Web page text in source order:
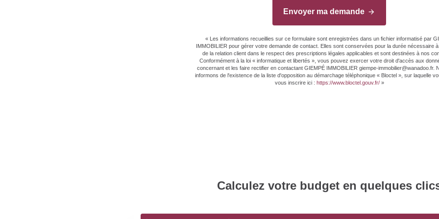
Envoyer ma demande
« Les informations recueillies sur ce formulaire sont enregistrées dans un fichier informatisé par
IMMOBILIER pour gérer votre demande de contact. Elles sont conservées pour la durée nécessaire
de la relation client dans le respect des prescriptions légales applicables et sont destinées à nos
Conformément à la loi « informatique et libertés », vous pouvez exercer votre droit d'accès aux
concernant et les faire rectifier en contactant GIEMPÉ IMMOBILIER giempe-immobilier@wanadoo.fr.
informons de l'existence de la liste d'opposition au démarchage téléphonique « Bloctel », sur laquelle
vous inscrire ici : https://www.bloctel.gouv.fr/»
Calculez votre budget en quelques